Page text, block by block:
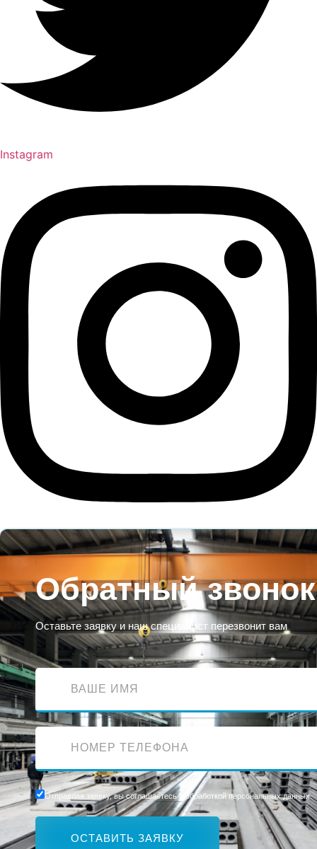
Instagram
Обратный звонок
Оставьте заявку и наш специалист перезвонит вам
Отправляя заявку, вы соглашаетесь с обработкой персональных данных.
ОСТАВИТЬ ЗАЯВКУ